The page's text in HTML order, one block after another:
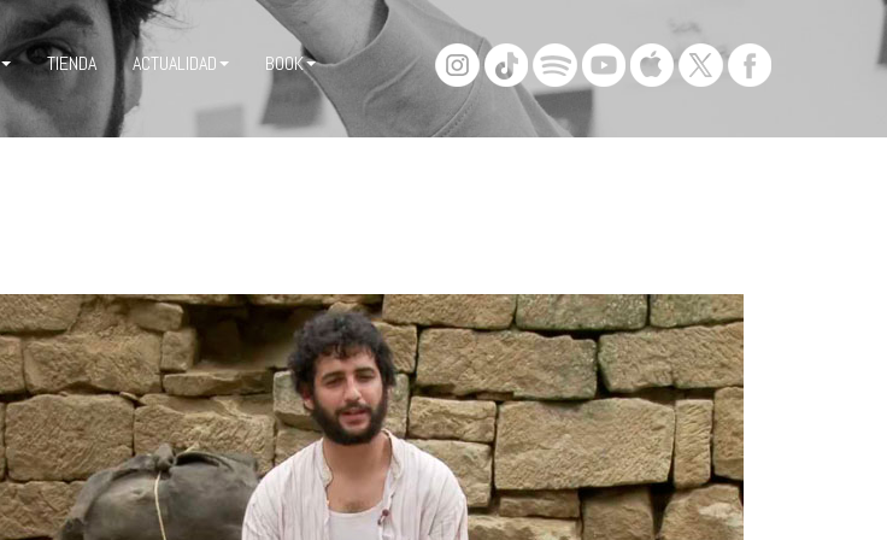
TIENDA ACTUALIDAD BOOK